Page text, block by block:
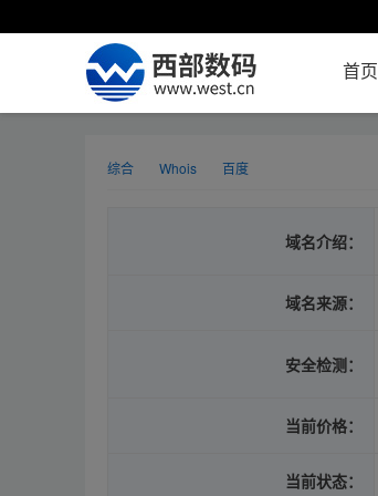
首页
综合 Whois 百度
域名介绍：
域名来源：
安全检测：
当前价格：
当前状态：